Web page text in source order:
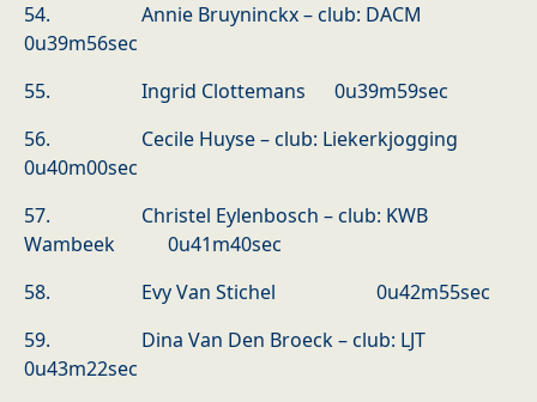
54. Annie Bruyninckx – club: DACM
0u39m56sec
55. Ingrid Clottemans 0u39m59sec
56. Cecile Huyse – club: Liekerkjogging
0u40m00sec
57. Christel Eylenbosch – club: KWB
Wambeek 0u41m40sec
58. Evy Van Stichel 0u42m55sec
59. Dina Van Den Broeck – club: LJT
0u43m22sec